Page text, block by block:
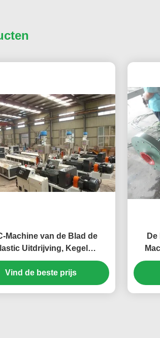
Machine van de Blad de
Uitdrijving, Kegel
Vind de beste prijs